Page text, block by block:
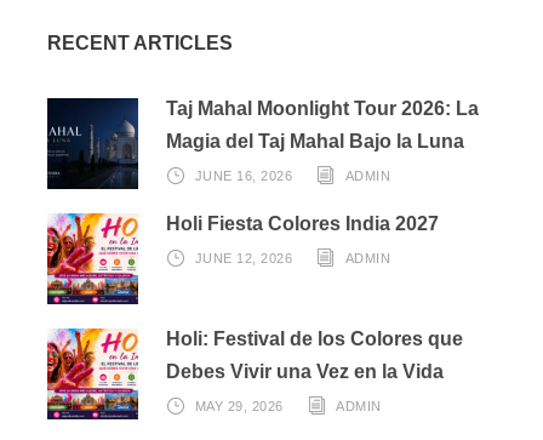
RECENT ARTICLES
Taj Mahal Moonlight Tour 2026: La
Magia del Taj Mahal Bajo la Luna
JUNE 16, 2026 ADMIN
Holi Fiesta Colores India 2027
JUNE 12, 2026 ADMIN
Holi: Festival de los Colores que
Debes Vivir una Vez en la Vida
MAY 29, 2026 ADMIN
Fotos
Dubái - UAE 3 noches